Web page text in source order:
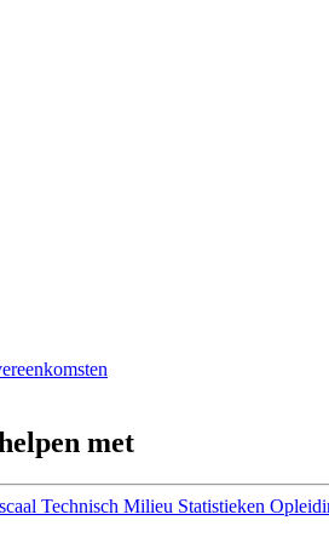
met
Technisch Milieu Statistieken